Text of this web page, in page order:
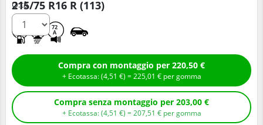
215/75 R16 R (113)
72
A
Q.tà
Compra con montaggio per 220,50 €
+ Ecotassa: (4,51 € ) =225,01 € per gomma
Compra senza montaggio per 203,00 €
+ Ecotassa: (4,51 € ) =207,51 € per gomma